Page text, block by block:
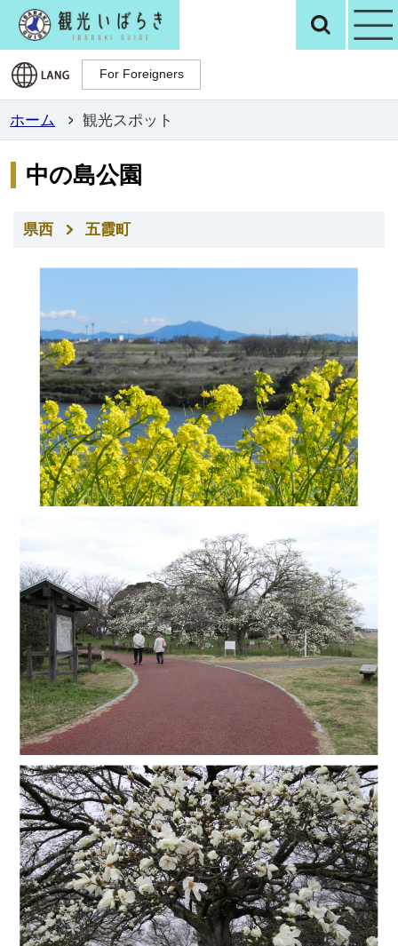
観光いばらき検
For Foreigners
For Foreigners
ホーム 観光スポット
中の島公園
県西 五霞町